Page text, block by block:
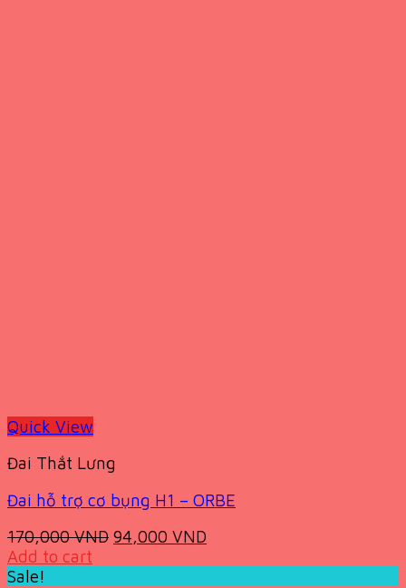
Quick View
Đai Thắt Lưng
Đai hỗ trợ cơ bụng H1 – ORBE
170,000VND Original
94,000 VND
Add to cart
Sale!